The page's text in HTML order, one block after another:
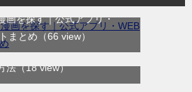
画を探す｜公式アプリ・
まとめ （66 view）
一覧｜ブラウザで無料漫画
法（18 view）
第4巻！全巻無料で読める公
＿サンデーうぇぶり（10